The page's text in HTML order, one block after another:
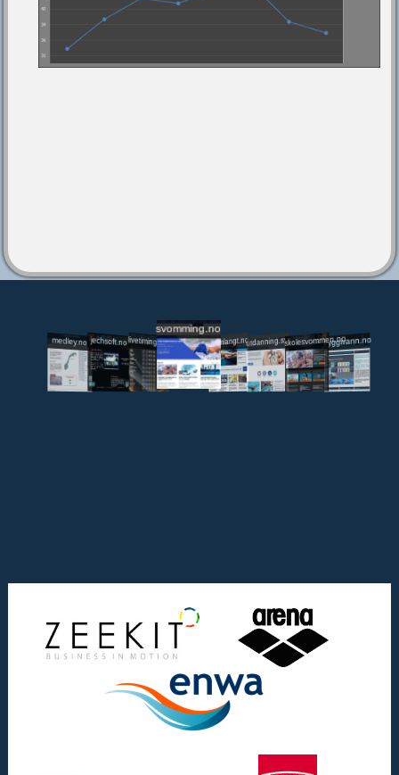
medley.no jechsoft.nolivetiming.medley.no
svomming.no
svomlangt.noutdanning.svomming.no
skolesvommen.notryggivann.no